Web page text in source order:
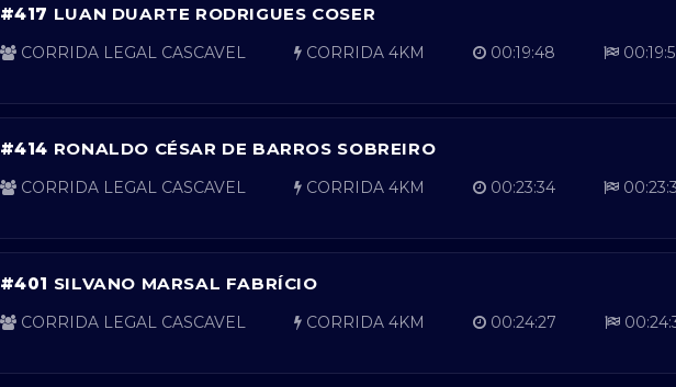
#417 LUAN DUARTE RODRIGUES COSER
CORRIDA LEGAL CASCAVEL CORRIDA 4KM 00:19:48
#414 RONALDO CÉSAR DE BARROS SOBREIRO
CORRIDA LEGAL CASCAVEL CORRIDA 4KM 00:23:34
#401 SILVANO MARSAL FABRÍCIO
CORRIDA LEGAL CASCAVEL CORRIDA 4KM 00:24:27